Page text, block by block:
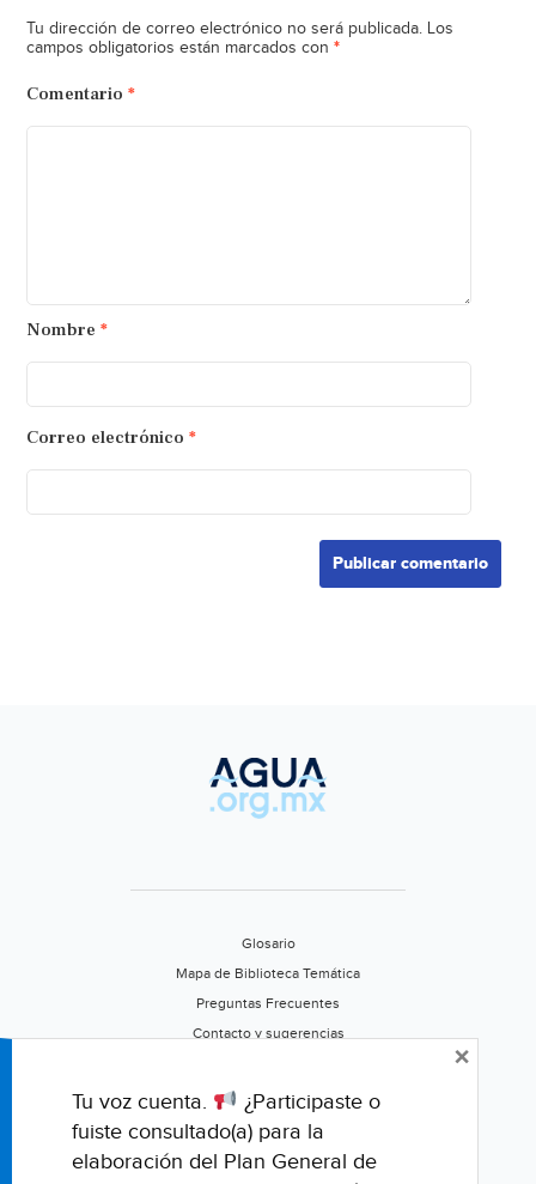
Tu dirección de correo electrónico no será publicada. Los
campos obligatorios están marcados con *
Comentario *
Nombre *
Correo electrónico *
Glosario
Mapa de Biblioteca Temática
Preguntas Frecuentes
Contacto y sugerencias
Califica este portal
Tu voz cuenta.
¿Participaste o
fuiste consultado(a) para la
elaboración del Plan General de
×